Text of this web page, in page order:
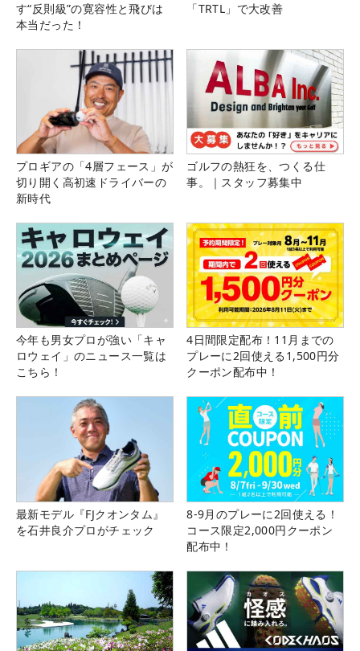
す“反則級”の寛容性と飛びは
本当だった！
「TRTL」で大改善
プロギアの「4層フェース」が
切り開く高初速ドライバーの
新時代
ゴルフの熱狂を、つくる仕
事。｜スタッフ募集中
今年も男女プロが強い「キャ
ロウェイ」のニュース一覧は
こちら！
4日間限定配布！11月までの
プレーに2回使える1,500円分
クーポン配布中！
最新モデル『FJクオンタム』
を石井良介プロがチェック
8-9月のプレーに2回使える！
コース限定2,000円クーポン
配布中！